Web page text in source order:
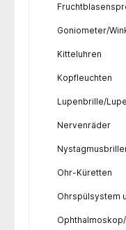
Goniometer/
Kitteluhren
Kopfleuchten
Lupenbrille/
Nervenräder
Ohr-Küretten
Ohrspülsystem